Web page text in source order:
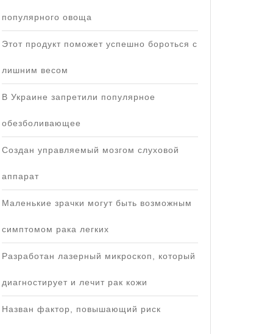
популярного овоща
Этот продукт поможет успешно бороться с
лишним весом
В Украине запретили популярное
обезболивающее
Создан управляемый мозгом слуховой
аппарат
Маленькие зрачки могут быть возможным
симптомом рака легких
Разработан лазерный микроскоп, который
диагностирует и лечит рак кожи
Назван фактор, повышающий риск